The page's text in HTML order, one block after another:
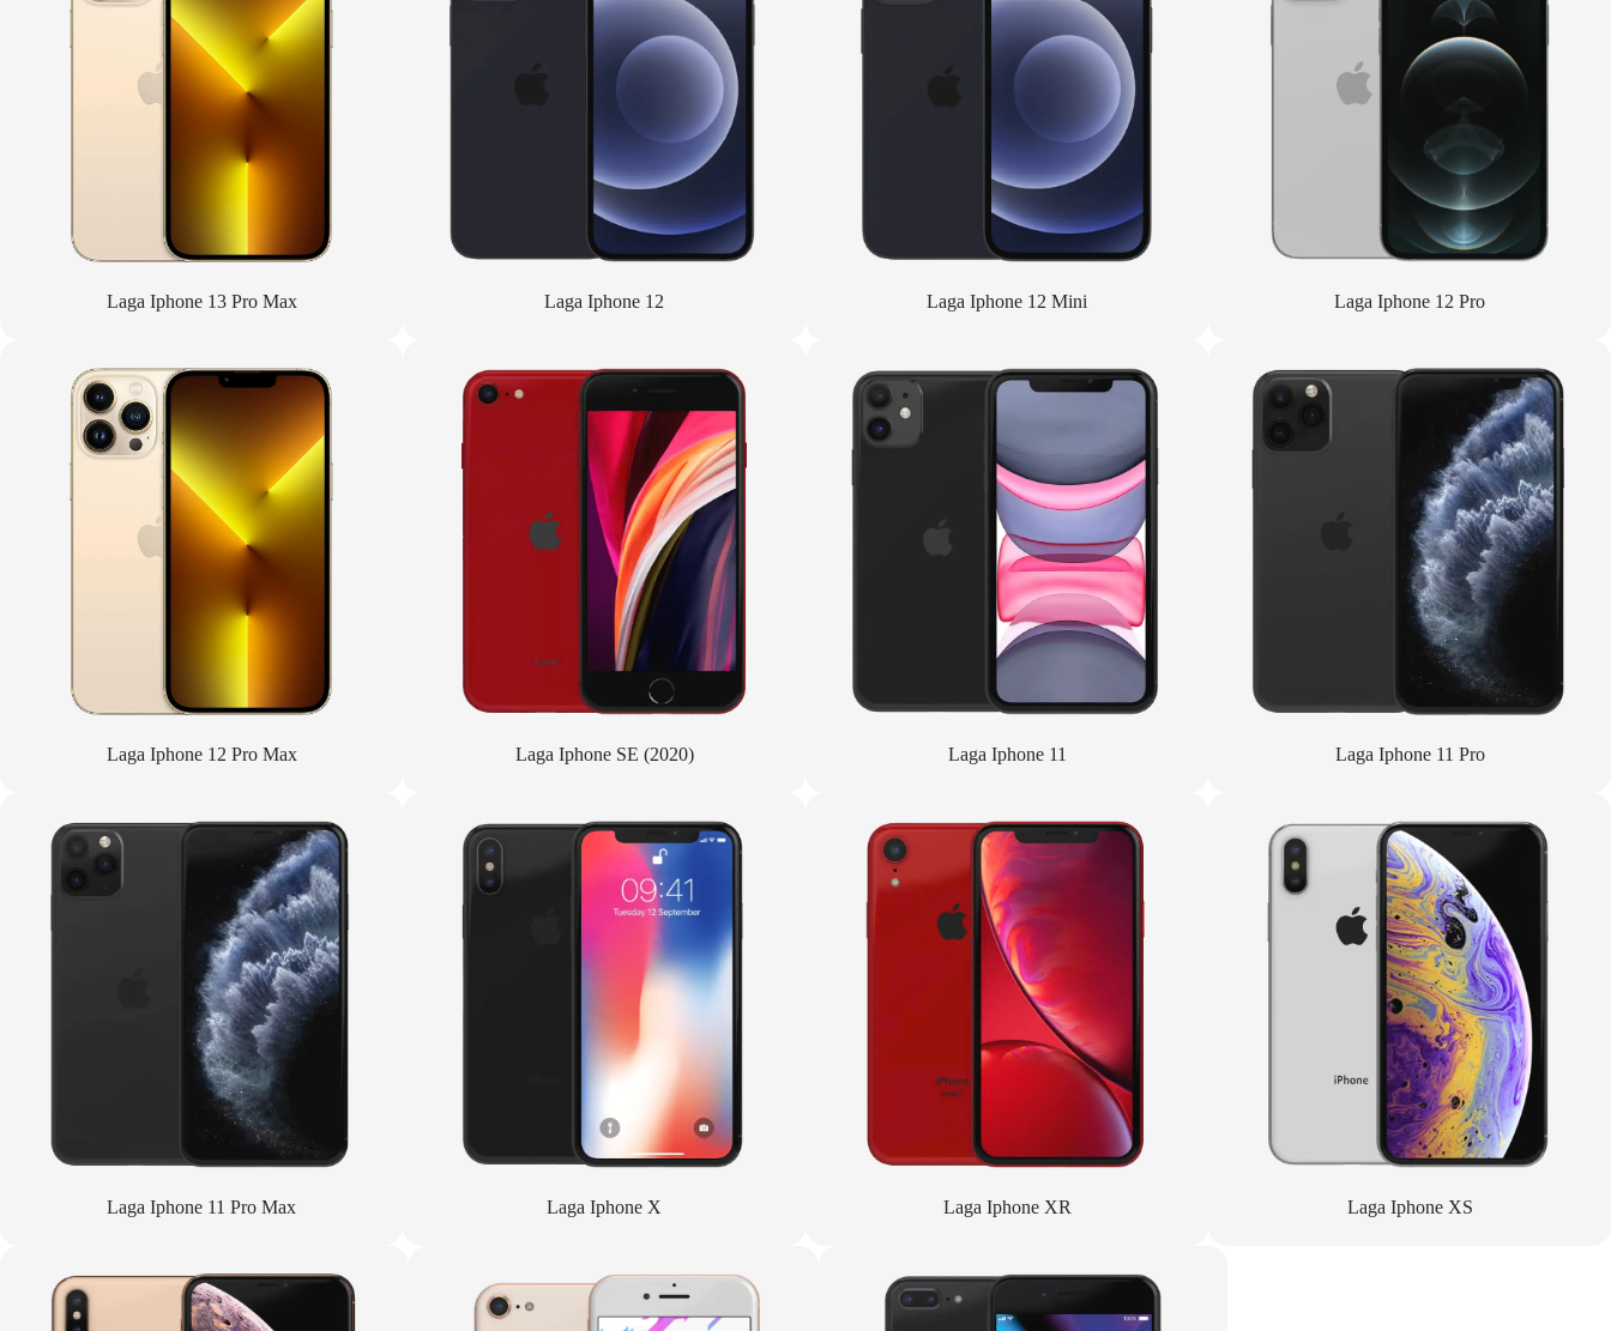
Laga Iphone 13 Pro Max Laga Iphone 12 Laga Iphone 12 Mini Laga Iphone 12 Pro
Laga Iphone 12 Pro Max Laga Iphone SE (2020) Laga Iphone 11 Laga Iphone 11 Pro
Laga Iphone 11 Pro Max Laga Iphone X Laga Iphone XR Laga Iphone XS